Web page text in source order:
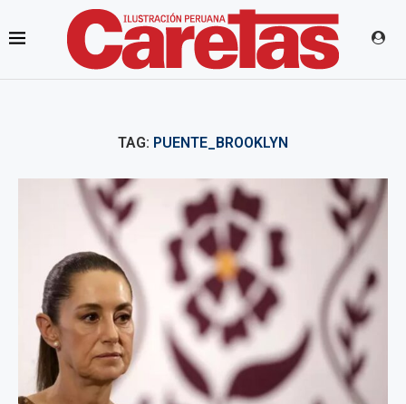
TAG: PUENTE_BROOKLYN